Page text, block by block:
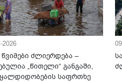
2026
ძლიერდება –
„წითელი“ განგაში,
საფრთხე